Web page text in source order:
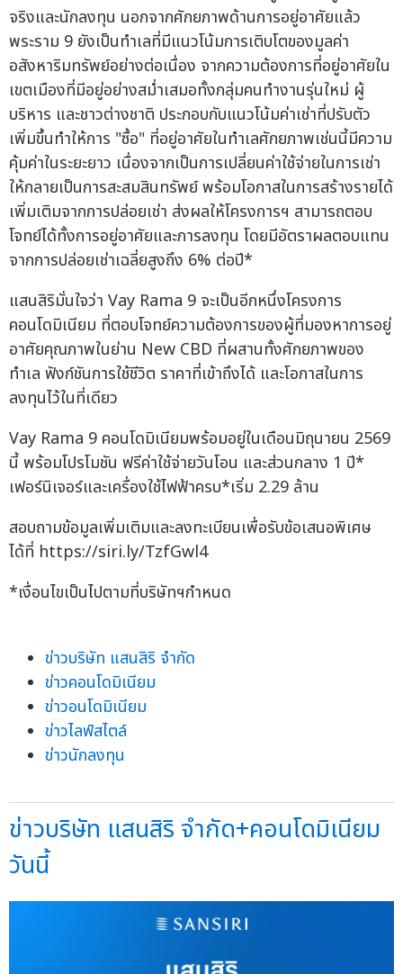
จริงและนักลงทุน นอกจากศักยภาพด้านการอยู่อาศัยแล้ว
พระราม 9 ยังเป็นทำเลที่มีแนวโน้มการเติบโตของมูลค่า
อสังหาริมทรัพย์อย่างต่อเนื่อง จากความต้องการที่อยู่อาศัยใน
เขตเมืองที่มีอยู่อย่างสม่ำเสมอทั้งกลุ่มคนทำงานรุ่นใหม่ ผู้
บริหาร และชาวต่างชาติ ประกอบกับแนวโน้มค่าเช่าที่ปรับตัว
เพิ่มขึ้นทำให้การ "ซื้อ" ที่อยู่อาศัยในทำเลศักยภาพเช่นนี้มีความ
คุ้มค่าในระยะยาว เนื่องจากเป็นการเปลี่ยนค่าใช้จ่ายในการเช่า
ให้กลายเป็นการสะสมสินทรัพย์ พร้อมโอกาสในการสร้างรายได้
เพิ่มเติมจากการปล่อยเช่า ส่งผลให้โครงการฯ สามารถตอบ
โจทย์ได้ทั้งการอยู่อาศัยและการลงทุน โดยมีอัตราผลตอบแทน
จากการปล่อยเช่าเฉลี่ยสูงถึง 6% ต่อปี*
แสนสิริมั่นใจว่า Vay Rama 9 จะเป็นอีกหนึ่งโครงการ
คอนโดมิเนียม ที่ตอบโจทย์ความต้องการของผู้ที่มองหาการอยู่
อาศัยคุณภาพในย่าน New CBD ที่ผสานทั้งศักยภาพของ
ทำเล ฟังก์ชันการใช้ชีวิต ราคาที่เข้าถึงได้ และโอกาสในการ
ลงทุนไว้ในที่เดียว
Vay Rama 9 คอนโดมิเนียมพร้อมอยู่ในเดือนมิถุนายน 2569
นี้ พร้อมโปรโมชัน ฟรีค่าใช้จ่ายวันโอน และส่วนกลาง 1 ปี*
เฟอร์นิเจอร์และเครื่องใช้ไฟฟ้าครบ*เริ่ม 2.29 ล้าน
สอบถามข้อมูลเพิ่มเติมและลงทะเบียนเพื่อรับข้อเสนอพิเศษ
ได้ที่ https://siri.ly/TzfGwl4
*เงื่อนไขเป็นไปตามที่บริษัทฯกำหนด
ข่าวบริษัท แสนสิริ จำกัด
ข่าวคอนโดมิเนียม
ข่าวอนโดมิเนียม
ข่าวไลฟ์สไตล์
ข่าวนักลงทุน
ข่าวบริษัท แสนสิริ จำกัด+คอนโดมิเนียม
วันนี้